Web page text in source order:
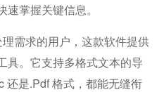
掌握关键信息。
需求的用户，这款软件提供
具。它支持多格式文本的导
是.pdf 格式，都能无缝衔